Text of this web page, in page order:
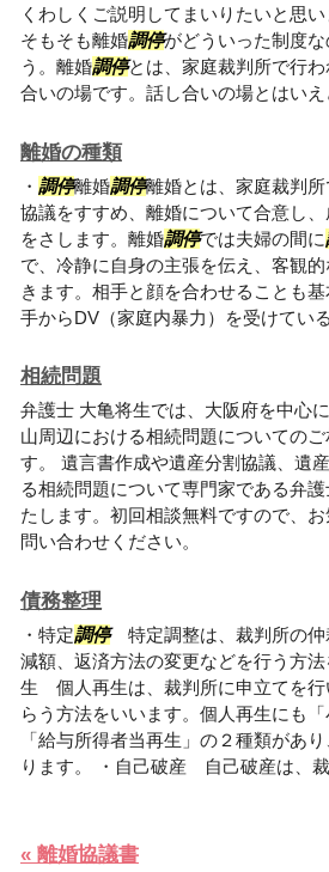
くわしくご説明してまいりたいと思
そもそも離婚調停がどういった制度
う。離婚調停とは、家庭裁判所で行
合いの場です。話し合いの場とはい
離婚の種類
・ 調停離婚調停離婚とは、家庭裁判
協議をすすめ、離婚について合意し
をさします。離婚調停では夫婦の間に
で、冷静に自身の主張を伝え、客観
きます。相手と顔を合わせることも
手からDV（家庭内暴力）を受けてい
相続問題
弁護士 大亀将生では、大阪府を中心
山周辺における相続問題についての
す。 遺言書作成や遺産分割協議、遺
る相続問題について専門家である弁
たします。初回相談無料ですので、
問い合わせください。
債務整理
・特定調停特定調整は、裁判所の仲
減額、返済方法の変更などを行う方
生 個人再生は、裁判所に申立てを行
らう方法をいいます。個人再生にも
「給与所得者当再生」の２種類があ
ります。 ・自己破産 自己破産は、
« 離婚協議書